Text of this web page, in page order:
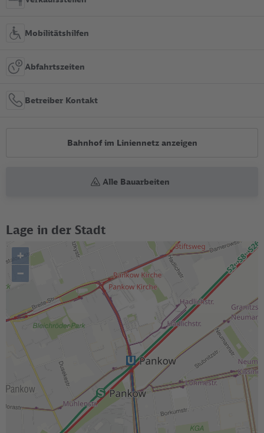
Mobilitätshilfen
Abfahrtszeiten
Betreiber Kontakt
Bahnhof im Liniennetz anzeigen
Alle Bauarbeiten
Lage in der Stadt
+
–